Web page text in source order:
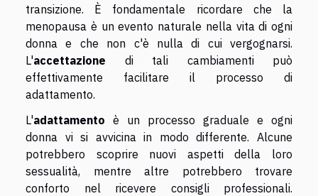
transizione. È fondamentale ricordare che la
menopausa è un evento naturale nella vita di ogni
donna e che non c'è nulla di cui vergognarsi.
L'accettazione di tali cambiamenti può
effettivamente facilitare il processo di
adattamento.
L'adattamento è un processo graduale e ogni
donna vi si avvicina in modo differente. Alcune
potrebbero scoprire nuovi aspetti della loro
sessualità, mentre altre potrebbero trovare
conforto nel ricevere consigli professionali.